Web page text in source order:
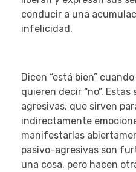
conducir a una
infelicidad.
Dicen “está bien”
quieren decir “no”.
agresivas, que sirven
indirectamente
manifestarlas
pasivo-agresivas son
una cosa, pero hacen